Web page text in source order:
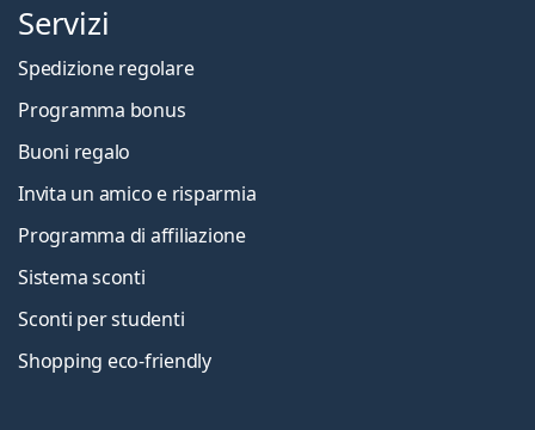
Servizi
Spedizione regolare
Programma bonus
Buoni regalo
Invita un amico e risparmia
Programma di affiliazione
Sistema sconti
Sconti per studenti
Shopping eco-friendly